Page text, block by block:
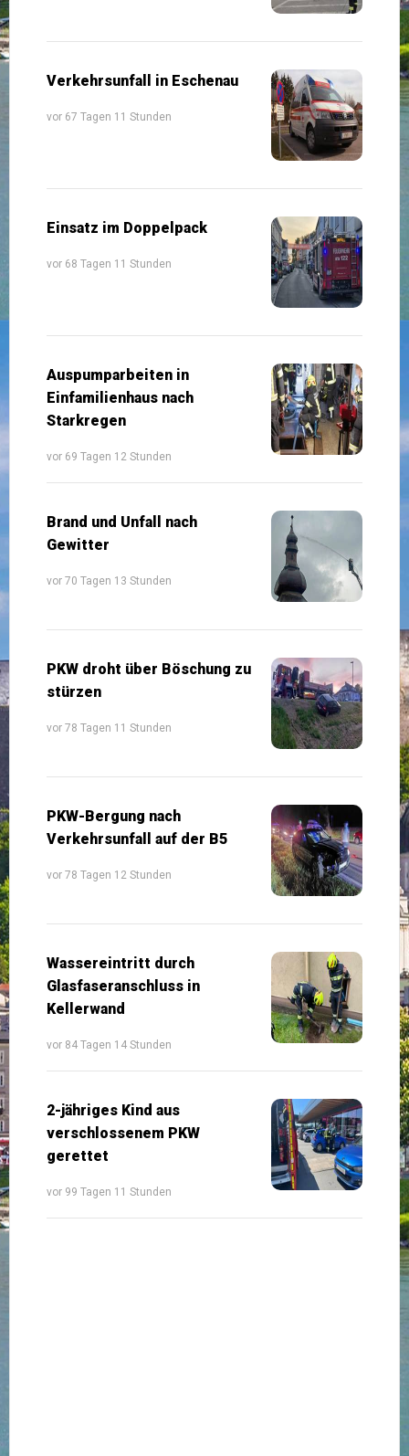
Verkehrsunfall in Eschenau
vor 67 Tagen 11 Stunden
Einsatz im Doppelpack
vor 68 Tagen 11 Stunden
Auspumparbeiten in
Einfamilienhaus nach
Starkregen
vor 69 Tagen 12 Stunden
Brand und Unfall nach
Gewitter
vor 70 Tagen 13 Stunden
PKW droht über Böschung zu
stürzen
vor 78 Tagen 11 Stunden
PKW-Bergung nach
Verkehrsunfall auf der B5
vor 78 Tagen 12 Stunden
Wassereintritt durch
Glasfaseranschluss in
Kellerwand
vor 84 Tagen 14 Stunden
2-jähriges Kind aus
verschlossenem PKW
gerettet
vor 99 Tagen 11 Stunden